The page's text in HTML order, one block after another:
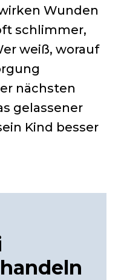
Wunden
schlimmer,
weiß, worauf
nächsten
gelassener
Kind besser